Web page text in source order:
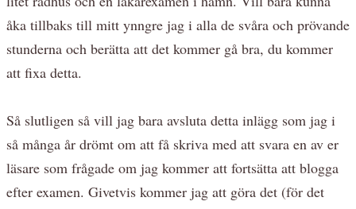
åka tillbaks till mitt ynngre jag i alla de svåra och prövande
stunderna och berätta att det kommer gå bra, du kommer
att fixa detta.
Så slutligen så vill jag bara avsluta detta inlägg som jag i
så många år drömt om att få skriva med att svara en av er
läsare som frågade om jag kommer att fortsätta att blogga
efter examen. Givetvis kommer jag att göra det (för det